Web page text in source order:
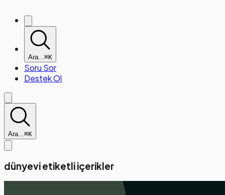
Ara...⌘K
Soru Sor
Destek Ol
Ara...⌘K
dünyevi etiketli içerikler